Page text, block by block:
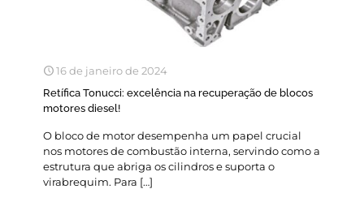
16 de janeiro de 2024
Retífica Tonucci: excelência na recuperação de blocos
motores diesel!
O bloco de motor desempenha um papel crucial
nos motores de combustão interna, servindo como a
estrutura que abriga os cilindros e suporta o
virabrequim. Para […]